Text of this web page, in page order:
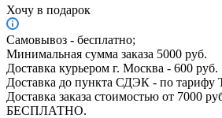
Хочу в подарок
Самовывоз - бесплатно;
Минимальная сумма заказа 5000 руб.
Доставка курьером г. Москва - 600 руб.
Доставка до пункта СДЭК - по тарифу
Доставка заказа стоимостью от 7000
БЕСПЛАТНО.